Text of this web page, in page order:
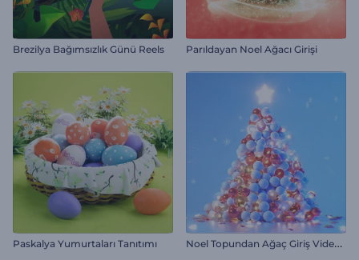
Brezilya Bağımsızlık Günü Reels Parıldayan Noel Ağacı Girişi
Paskalya Yumurtaları Tanıtımı N
oel Topundan Ağaç Giriş Videosu